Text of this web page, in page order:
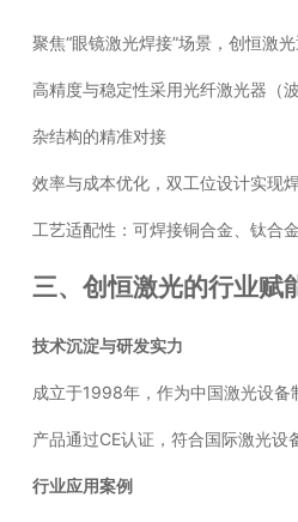
聚焦“眼镜激光焊接”场景，创恒激
高精度与稳定性采用光纤激光器（
杂结构的精准对接
效率与成本优化，双工位设计实现
工艺适配性：可焊接铜合金、钛合
三、创恒激光的行业赋
技术沉淀与研发实力
成立于1998年，作为中国激光设
产品通过CE认证，符合国际激光
行业应用案例